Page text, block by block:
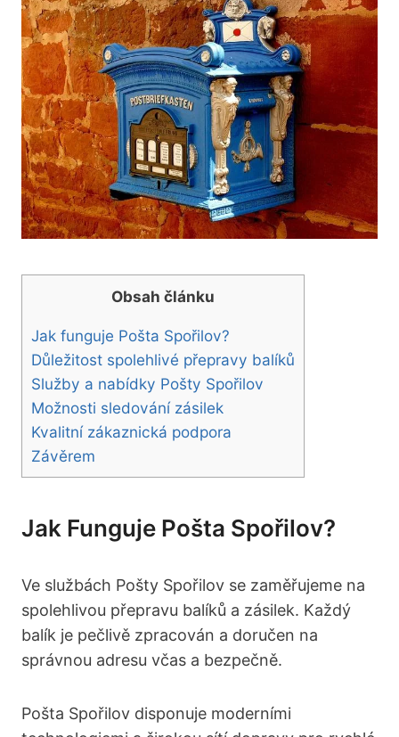
Obsah článku
Jak funguje Pošta Spořilov?
Důležitost spolehlivé přepravy balíků
Služby a nabídky Pošty Spořilov
Možnosti sledování zásilek
Kvalitní zákaznická ⁢podpora
Závěrem
Jak Funguje Pošta Spořilov?
Ve službách Pošty Spořilov ⁣se zaměřujeme‌ na
spolehlivou přepravu balíků a zásilek. Každý
balík⁢ je ⁣pečlivě zpracován a doručen na
správnou‍ adresu včas a bezpečně.
Pošta Spořilov‍ disponuje moderními